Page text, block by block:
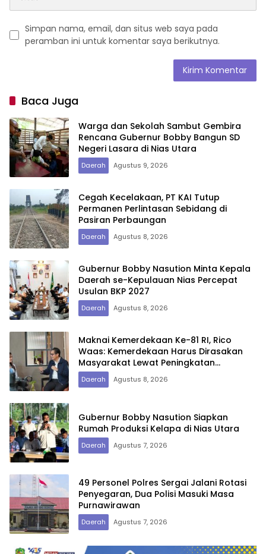
Simpan nama, email, dan situs web saya pada
peramban ini untuk komentar saya berikutnya.
Baca Juga
Warga dan Sekolah Sambut Gembira
Rencana Gubernur Bobby Bangun SD
Negeri Lasara di Nias Utara
Daerah Agustus 9, 2026
Cegah Kecelakaan, PT KAI Tutup
Permanen Perlintasan Sebidang di
Pasiran Perbaungan
Daerah Agustus 8, 2026
Gubernur Bobby Nasution Minta Kepala
Daerah se-Kepulauan Nias Percepat
Usulan BKP 2027
Daerah Agustus 8, 2026
Maknai Kemerdekaan Ke-81 RI, Rico
Waas: Kemerdekaan Harus Dirasakan
Masyarakat Lewat Peningkatan
Pelayanan Primer
Daerah Agustus 8, 2026
Gubernur Bobby Nasution Siapkan
Rumah Produksi Kelapa di Nias Utara
Daerah Agustus 7, 2026
49 Personel Polres Sergai Jalani Rotasi
Penyegaran, Dua Polisi Masuki Masa
Purnawirawan
Daerah Agustus 7, 2026